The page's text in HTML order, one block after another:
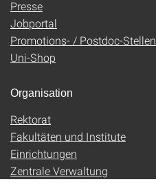
Presse
Jobportal
Promotions- / Postdoc-Stellen
Uni-Shop
Organisation
Rektorat
Fakultäten und Institute
Einrichtungen
Zentrale Verwaltung